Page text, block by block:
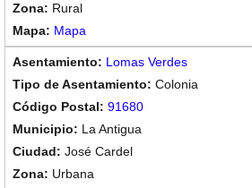
Rural
Mapa
Lomas Verdes
Colonia
91680
La Antigua
José Cardel
Urbana